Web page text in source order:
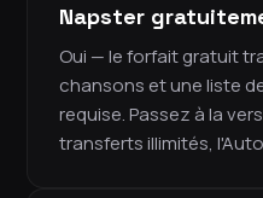
Napster
Oui — le forfait gratuit
chansons et une liste
requise. Passez à la
transferts illimités,